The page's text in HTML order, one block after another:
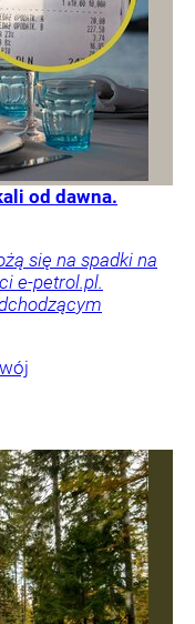
od dawna.
się na spadki na
e-petrol.pl.